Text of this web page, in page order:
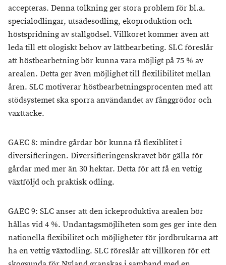
accepteras. Denna tolkning ger stora problem för bl.a.
specialodlingar, utsädesodling, ekoproduktion och
höstspridning av stallgödsel. Villkoret kommer även att
leda till ett ologiskt behov av lättbearbeting. SLC föreslår
att höstbearbetning bör kunna vara möjligt på 75 % av
arealen. Detta ger även möjlighet till flexilibilitet mellan
åren. SLC motiverar höstbearbetningsprocenten med att
stödsystemet ska sporra användandet av fånggrödor och
växttäcke.
GAEC 8: mindre gårdar bör kunna få flexiblitet i
diversifieringen. Diversifieringenskravet bör gälla för
gårdar med mer än 30 hektar. Detta för att få en vettig
växtföljd och praktisk odling.
GAEC 9: SLC anser att den ickeproduktiva arealen bör
hållas vid 4 %. Undantagsmöjliheten som ges ger inte den
nationella flexibilitet och möjligheter för jordbrukarna att
ha en vettig växtodling. SLC föreslår att villkoren för ett